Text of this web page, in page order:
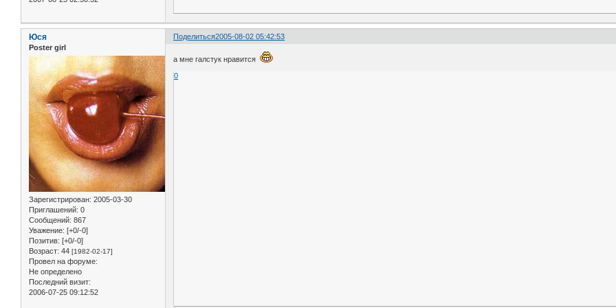
Поделиться2005-08-02 05:42:53
Юся
Poster girl
Зарегистрирован: 2005-03-30
Приглашений: 0
Сообщений: 867
Уважение: [+0/-0]
Позитив: [+0/-0]
Возраст: 44 [1982-02-17]
Провел на форуме:
Не определено
Последний визит:
2006-07-25 09:12:52
а мне галстук нравится
0